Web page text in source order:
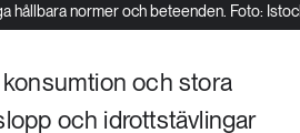
hållbara normer och beteenden. Foto:
och stora
och idrottstävlingar